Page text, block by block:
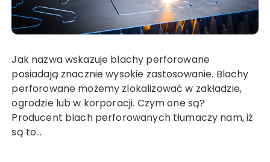
Jak nazwa wskazuje blachy perforowane
posiadają znacznie wysokie zastosowanie. Blachy
perforowane możemy zlokalizować w zakładzie,
ogrodzie lub w korporacji. Czym one są?
Producent blach perforowanych tłumaczy nam, iż
są to…